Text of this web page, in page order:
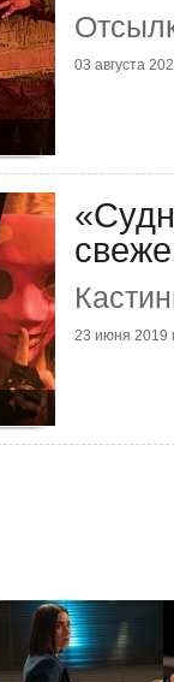
03 августа
23 июня 2019